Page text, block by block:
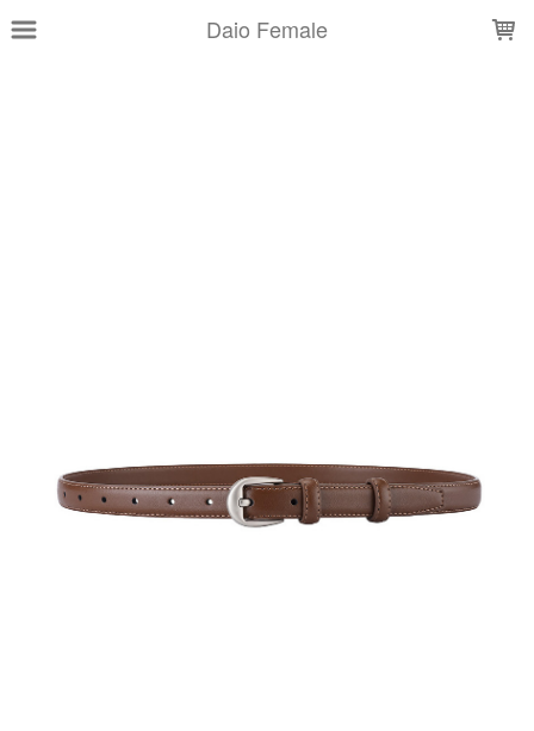
Daio Female